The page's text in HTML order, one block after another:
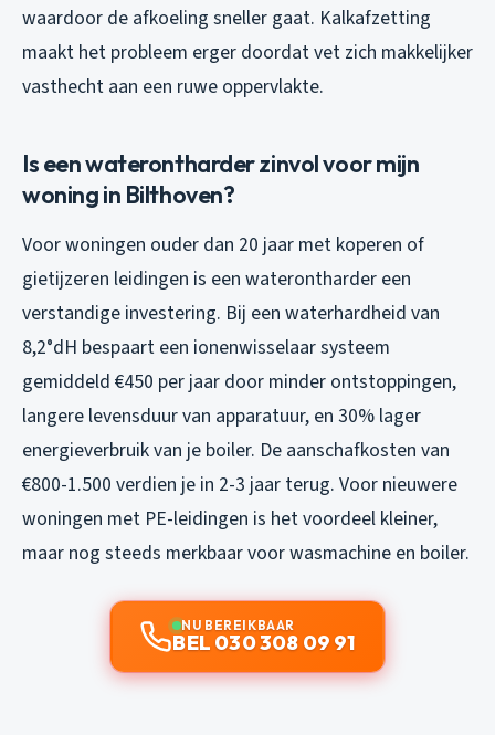
waardoor de afkoeling sneller gaat. Kalkafzetting
maakt het probleem erger doordat vet zich makkelijker
vasthecht aan een ruwe oppervlakte.
Is een waterontharder zinvol voor mijn
woning in Bilthoven?
Voor woningen ouder dan 20 jaar met koperen of
gietijzeren leidingen is een waterontharder een
verstandige investering. Bij een waterhardheid van
8,2°dH bespaart een ionenwisselaar systeem
gemiddeld €450 per jaar door minder ontstoppingen,
langere levensduur van apparatuur, en 30% lager
energieverbruik van je boiler. De aanschafkosten van
€800-1.500 verdien je in 2-3 jaar terug. Voor nieuwere
woningen met PE-leidingen is het voordeel kleiner,
maar nog steeds merkbaar voor wasmachine en boiler.
NU BEREIKBAAR
BEL 030 308 09 91